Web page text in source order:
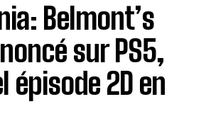
Belmont’s
sur PS5,
épisode 2D en